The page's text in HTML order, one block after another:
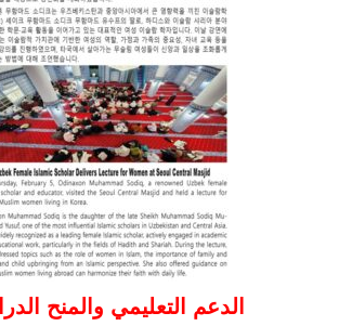
الدعم التعليمي والمنح